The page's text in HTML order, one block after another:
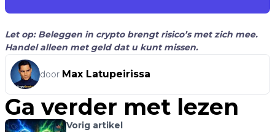
Let op: Beleggen in crypto brengt risico’s met zich mee.
Handel alleen met geld dat u kunt missen.
door Max Latupeirissa
Ga verder met lezen
Vorig artikel